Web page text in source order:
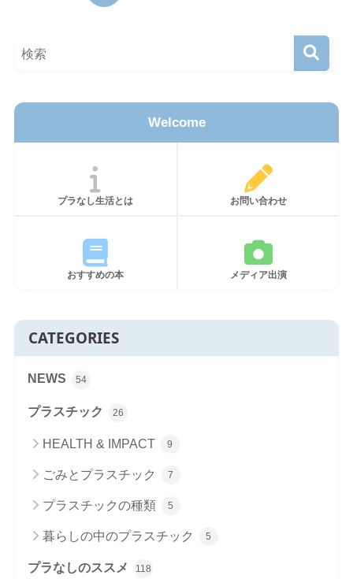
Welcome
プラなし生活とは お問い合わせ
おすすめの本 メディア出演
CATEGORIES
NEWS 54
プラスチック 26
HEALTH & IMPACT 9
ごみとプラスチック 7
プラスチックの種類 5
暮らしの中のプラスチック 5
プラなしのススメ 118